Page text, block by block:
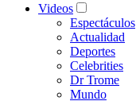
Videos
Espectáculos
Actualidad
Deportes
Celebrities
Dr Trome
Mundo